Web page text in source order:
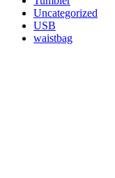
Uncategorized
USB
waistbag